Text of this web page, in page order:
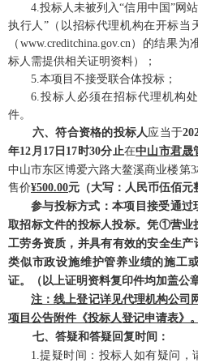
4 投标人未被列入“信用中国”网
执行人”（以招标代理机构在开标当
（www.creditchina.gov.cn）的结果
标人需提供相关证明资料）
；
5 本项目不接受联合体投标；
6 投标人必须在招标代理机构
件。
六、符合资格的投标人 应当于
年12 月 17日 17时30分止在中山市君晟
中山市东区博爱六路大鳌溪商业楼第
售价¥500.00元（大写：人民币伍佰元
参与投标方式：本项目接受通
取招标文件的投标人投标。凭①营业
工劳务资质，并具有有效的安全生
类似市政设施维护管养业绩的施工
证。（以上证明资料复印件均加盖公章
注：线上登记详见代理机构公司
项目公告附件《投标人登记申请表》。
七、答疑和答疑回复时间：
1 提疑时间：投标人如有疑问，